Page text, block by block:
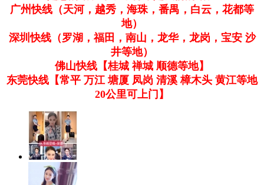
广州快线（天河，越秀，海珠，番禺，白云，花都等
地）
深圳快线（罗湖，福田，南山，龙华，龙岗，宝安 沙
井等地）
佛山快线【桂城 禅城 顺德等地】
东莞快线【常平 万江 塘厦 凤岗 清溪 樟木头 黄江等地
20公里可上门】